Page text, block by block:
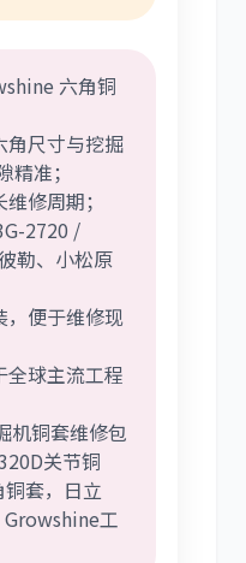
六角铜
角尺寸与挖掘
准；
修周期；
2720 /
勒、小松原
，便于维修现
球主流工程
机铜套维修包
关节铜
套，日立
工